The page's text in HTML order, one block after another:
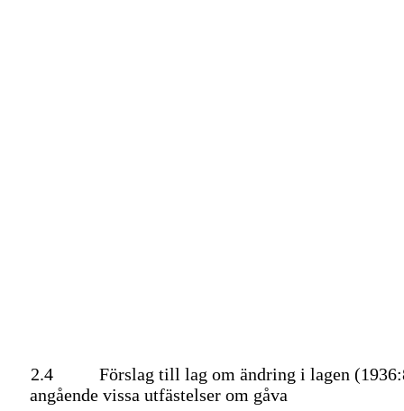
2.4
Förslag till lag om ändring i lagen
angående vissa utfästelser om gåva